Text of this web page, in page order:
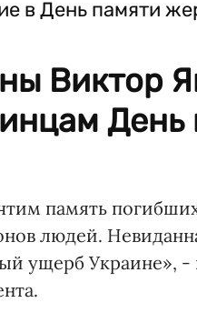
Виктор
память
людей.
ущерб Украине», -